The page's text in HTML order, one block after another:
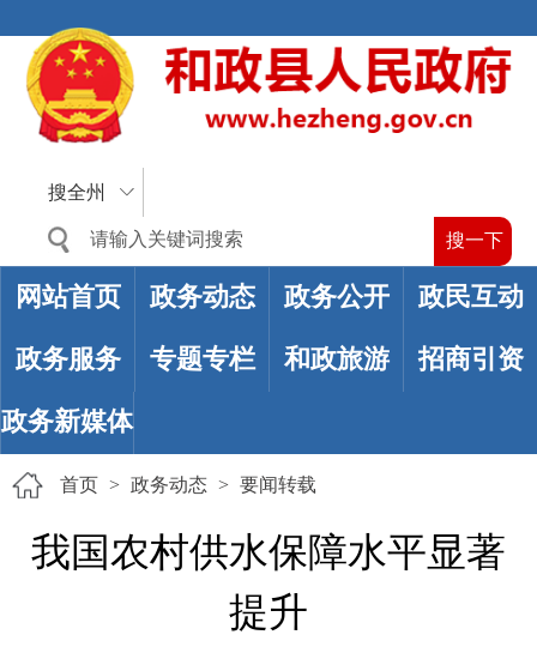
搜全州
网站首页 政务动态 政务公开 政民互动
政务服务 专题专栏 和政旅游 招商引资
政务新媒体
首页 > 政务动态 > 要闻转载
我国农村供水保障水平显著
提升